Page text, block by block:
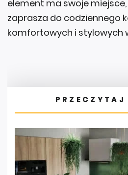
element ma swoje
zaprasza do codziennego
komfortowych i stylowych